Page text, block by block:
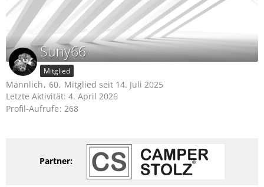
Suny66
Mitglied
Männlich 60 Mitglied seit 14. Juli 2025
Letzte Aktivität: 4. April 2026
Profil-Aufrufe 268
Partner: